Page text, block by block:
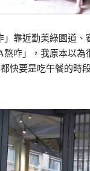
靠近勤美綠園道、
熬咋」，我原本以為
快要是吃午餐的時